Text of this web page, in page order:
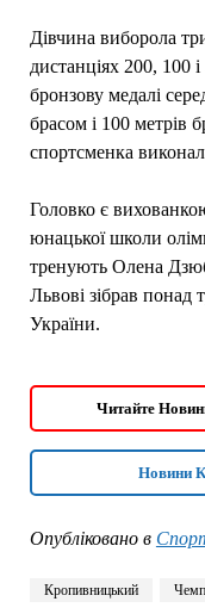
Дівчина виборола
дистанціях 200, 100
бронзову медалі
брасом і 100 метрів
спортсменка
Головко є
юнацької школи
тренують Олена
Львові зібрав понад
України.
Читайте
Новини
Опубліковано в
Кропивницький